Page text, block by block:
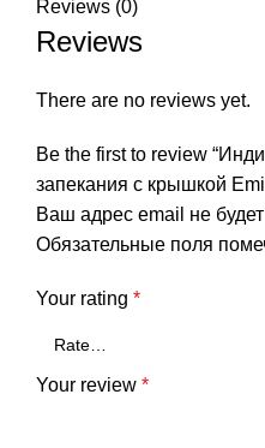
Reviews (0)
Reviews
There are no reviews yet.
Be the first to review
запекания с крышкой
Ваш адрес email не
Обязательные поля
Your rating *
Your review *